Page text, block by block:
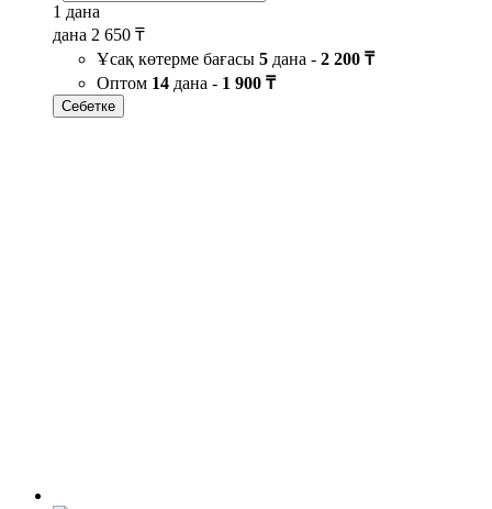
1 дана
дана 2 650 ₸
Ұсақ көтерме бағасы 5 дана - 2 200 ₸
Оптом 14 дана - 1 900 ₸
Себетке